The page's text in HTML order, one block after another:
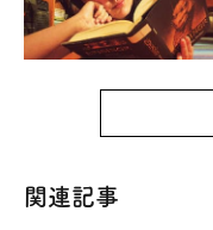
関連記事